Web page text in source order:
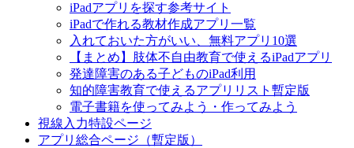
iPadアプリを探す参考サイト
iPadで作れる教材作成アプリ一覧
入れておいた方がいい、無料アプリ10選
【まとめ】肢体不自由教育で使えるiPadアプリ
発達障害のある子どものiPad利用
知的障害教育で使えるアプリリスト暫定版
電子書籍を使ってみよう・作ってみよう
視線入力特設ページ
アプリ総合ページ（暫定版）